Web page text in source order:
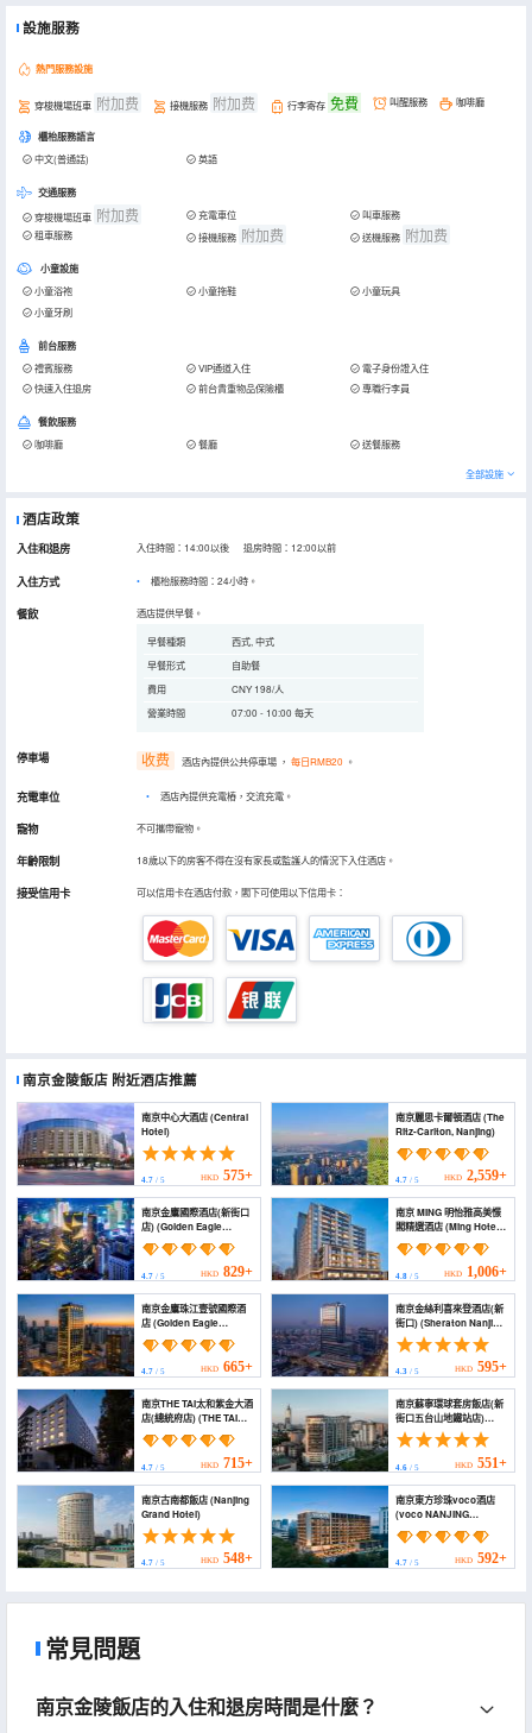
設施服務
熱門服務設施
穿梭機場班車 附加费 接機服務 附加费 行李寄存 免費 叫醒服務 咖啡廳
櫃枱服務語言
中文(普通話) 英語
交通服務
穿梭機場班車 附加费 充電車位
叫車服務
租車服務
接機服務 附加费 送機服務 附加费
小童設施
小童浴袍 小童拖鞋
小童玩具
小童牙刷
前台服務
禮賓服務 VIP通道入住
電子身份證入住
快速入住退房
前台貴重物品保險櫃 專職行李員
餐飲服務
咖啡廳 餐廳 送餐服務
全部設施
酒店政策
入住和退房 入住時間：14:00以後 退房時間：12:00以前
入住方式 櫃枱服務時間：24小時。
餐飲 酒店提供早餐。
早餐種類
西式, 中式
早餐形式
自助餐
費用
CNY 198/人
營業時間
07:00 - 10:00 每天
停車場 收费 酒店內提供公共停車場 ， 每日RMB20 。
充電車位 • 酒店內提供充電樁，交流充電。
寵物 不可攜帶寵物。
年齡限制 18歲以下的房客不得在沒有家長或監護人的情況下入住酒店。
接受信用卡 可以信用卡在酒店付款，閣下可使用以下信用卡：
南京金陵飯店 附近酒店推薦
南京中心大酒店 (Central
Hotel)
4.7 / 5 HKD 575+
南京麗思卡爾頓酒店 (The
Ritz-Carlton, Nanjing)
4.7/ 5 HKD 2,559+
南京金鷹國際酒店(新街口
店) (Golden Eagle
International Hotel)
4.7 / 5 HKD 829+
南京 MING 明怡雅高美憬
閣精選酒店 (Ming Hotel
Nanjing MGallery
Collection)
4.8/ 5 HKD 1,006+
南京金鷹珠江壹號國際酒
店 (Golden Eagle
Summit Hotel)
4.7 / 5 HKD 665+
南京金絲利喜來登酒店(新
街口) (Sheraton Nanjing
Kingsley Hotel)
4.3/ 5 HKD 595+
南京THE TAI太和紫金大酒
店(總統府店) (THE TAI
HOTEL)
4.7 / 5 HKD 715+
南京蘇寧環球套房飯店(新
街口五台山地鐵站店)
(Suning Universal Hotel
All Suites（City
Center&Xinjiekou）)
4.6/ 5 HKD 551+
南京古南都飯店 (Nanjing
Grand Hotel)
4.7 / 5 HKD 548+
南京東方珍珠voco酒店
(voco NANJING
ORIENTAL PEARL by
IHG)
4.7/ 5 HKD 592+
常見問題
南京金陵飯店的入住和退房時間是什麼？